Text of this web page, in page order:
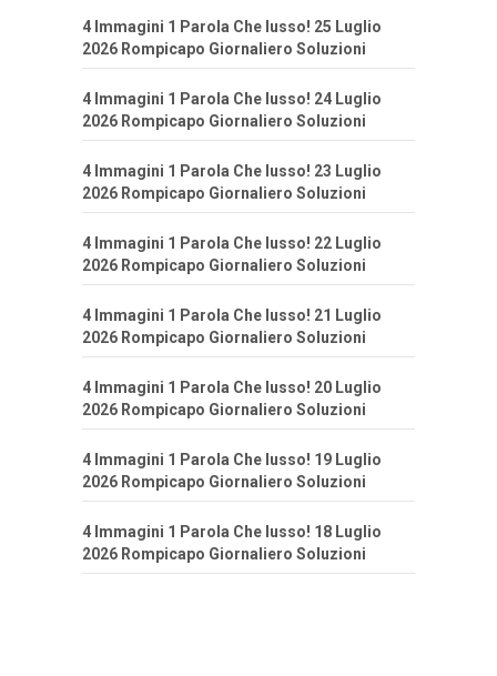
4 Immagini 1 Parola Che lusso! 25 Luglio
2026 Rompicapo Giornaliero Soluzioni
4 Immagini 1 Parola Che lusso! 24 Luglio
2026 Rompicapo Giornaliero Soluzioni
4 Immagini 1 Parola Che lusso! 23 Luglio
2026 Rompicapo Giornaliero Soluzioni
4 Immagini 1 Parola Che lusso! 22 Luglio
2026 Rompicapo Giornaliero Soluzioni
4 Immagini 1 Parola Che lusso! 21 Luglio
2026 Rompicapo Giornaliero Soluzioni
4 Immagini 1 Parola Che lusso! 20 Luglio
2026 Rompicapo Giornaliero Soluzioni
4 Immagini 1 Parola Che lusso! 19 Luglio
2026 Rompicapo Giornaliero Soluzioni
4 Immagini 1 Parola Che lusso! 18 Luglio
2026 Rompicapo Giornaliero Soluzioni